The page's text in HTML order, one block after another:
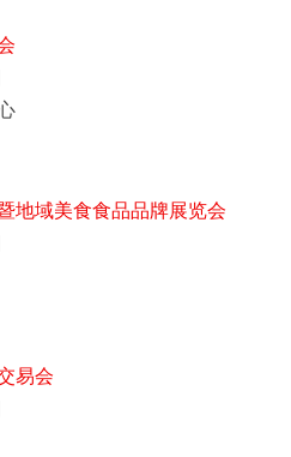
地域美食食品品牌展览会
易会